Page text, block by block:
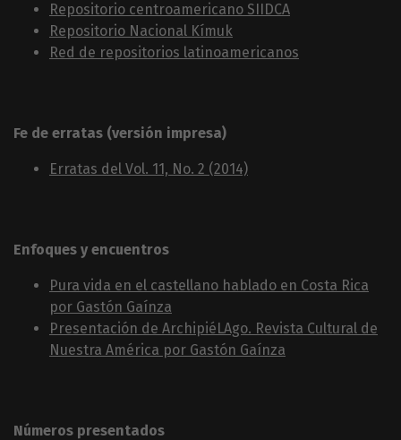
Repositorio centroamericano SIIDCA
Repositorio Nacional Kímuk
Red de repositorios latinoamericanos
Fe de erratas (versión impresa)
Erratas del Vol. 11, No. 2 (2014)
Enfoques y encuentros
Pura vida en el castellano hablado en Costa Rica
por Gastón Gaínza
Presentación de ArchipiéLAgo. Revista Cultural de
Nuestra América por Gastón Gaí­nza
Números presentados